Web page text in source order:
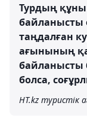
Турдың
байланысты
таңдалған
ағынының
байланысты
болса,
HT.kz туристік